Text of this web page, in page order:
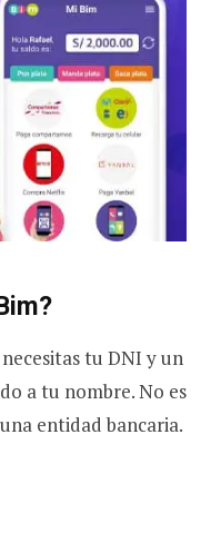
tu DNI y un
a tu nombre. No es
entidad bancaria.